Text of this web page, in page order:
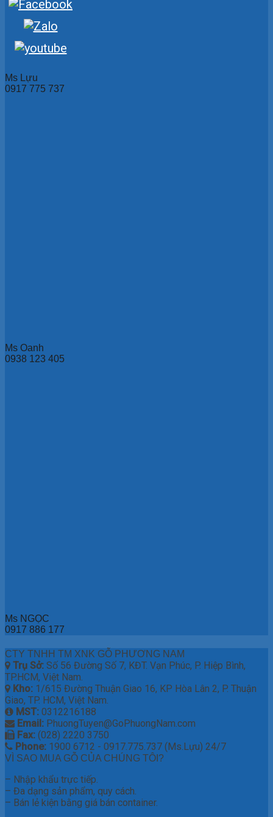
Ms Lựu
0917 775 737
Ms Oanh
0938 123 405
Ms NGỌC
0917 886 177
CTY TNHH TM XNK GỖ PHƯƠNG NAM
Trụ Sở: Số 56 Đường Số 7, KĐT. Vạn Phúc, P. Hiệp Bình,
TP.HCM, Việt Nam.
Kho: 1/615 Đường Thuận Giao 16, KP Hòa Lân 2, P. Thuận
Giao, TP. HCM, Việt Nam.
MST: 0312216188
Email: PhuongTuyen@GoPhuongNam.com
Fax: (028) 2220 3750
Phone: 1900 6712 - 0917.775.737 (Ms.Lựu) 24/7
VÌ SAO MUA GỖ CỦA CHÚNG TÔI?
– Nhập khẩu trực tiếp.
– Đa dạng sản phẩm, quy cách.
– Bán lẻ kiện bằng giá bán container.